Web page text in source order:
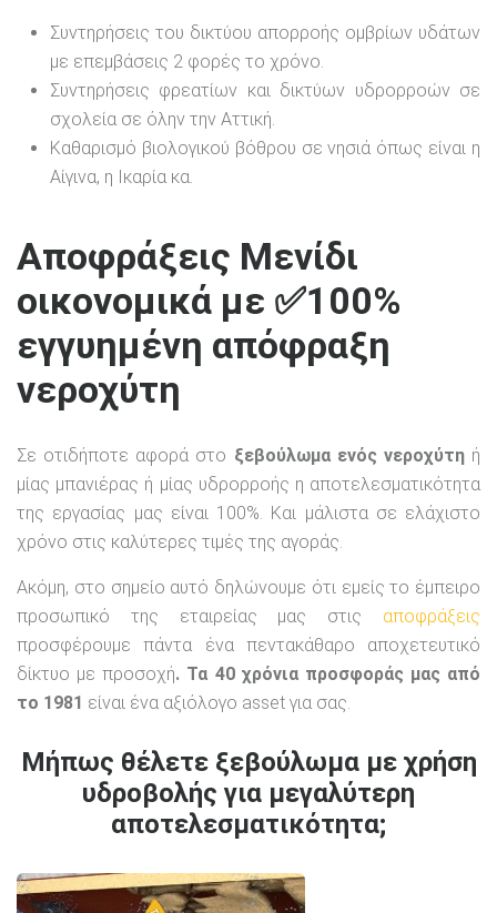
Συντηρήσεις του δικτύου απορροής ομβρίων υδάτων
με επεμβάσεις 2 φορές το χρόνο.
Συντηρήσεις φρεατίων και δικτύων υδρορροών σε
σχολεία σε όλην την Αττική.
Καθαρισμό βιολογικού βόθρου σε νησιά όπως είναι η
Αίγινα, η Ικαρία κα.
Αποφράξεις Μενίδι
οικονομικά με ✅100%
εγγυημένη απόφραξη
νεροχύτη
Σε οτιδήποτε αφορά στο ξεβούλωμα ενός νεροχύτηή
μίας μπανιέρας ή μίας υδρορροής η αποτελεσματικότητα
της εργασίας μας είναι 100%. Και μάλιστα σε ελάχιστο
χρόνο στις καλύτερες τιμές της αγοράς.
Ακόμη, στο σημείο αυτό δηλώνουμε ότι εμείς το έμπειρο
προσωπικό της εταιρείας μας στις αποφράξεις
προσφέρουμε πάντα ένα πεντακάθαρο αποχετευτικό
δίκτυο με προσοχή. Τα 40 χρόνια προσφοράς μας από
το 1981 είναι ένα αξιόλογο asset για σας.
Μήπως θέλετε ξεβούλωμα με χρήση
υδροβολής για μεγαλύτερη
αποτελεσματικότητα;